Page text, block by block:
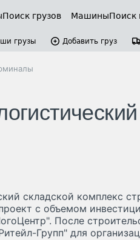
Поиск грузов Машины
грузы Добавить груз
складской комплекс
с объемом
После
Групп" для